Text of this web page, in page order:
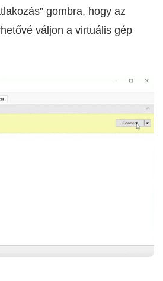
gombra, hogy az
váljon a virtuális gép